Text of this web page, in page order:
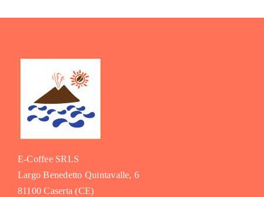
E-Coffee SRLS
Largo Benedetto Quintavalle, 6
81100 Caserta (CE)